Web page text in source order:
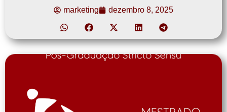
marketing dezembro 8, 2025